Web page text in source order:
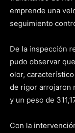
emprende una
seguimiento
De la inspección
pudo observar
olor,
de rigor arrojaron
y un peso de
Con la